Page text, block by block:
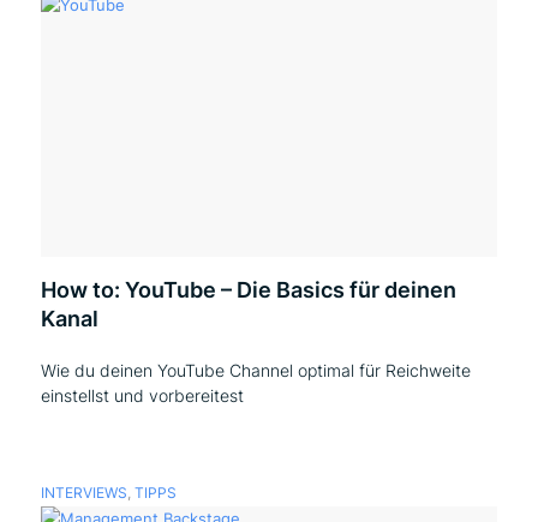
How to: YouTube – Die Basics für deinen
Kanal
Wie du deinen YouTube Channel optimal für Reichweite
einstellst und vorbereitest
INTERVIEWS, TIPPS